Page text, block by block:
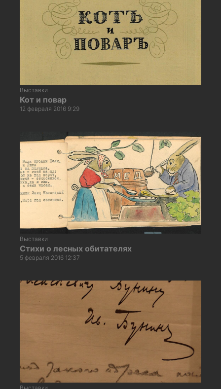
Выставки
Кот и повар
12 февраля 2016 9:29
Выставки
Стихи о лесных обитателях
5 февраля 2016 12:37